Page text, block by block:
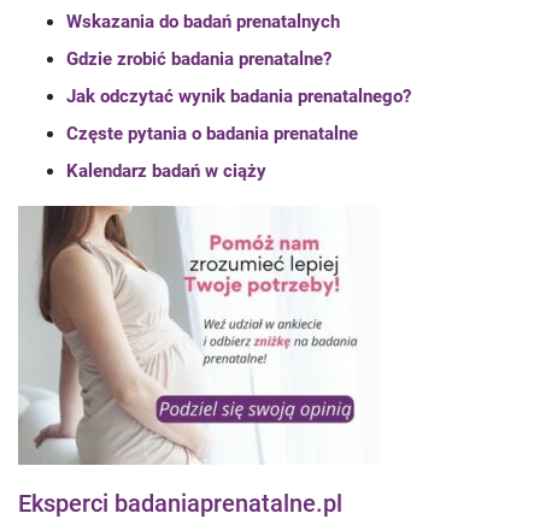
Wskazania do badań prenatalnych
Gdzie zrobić badania prenatalne?
Jak odczytać wynik badania prenatalnego?
Częste pytania o badania prenatalne
Kalendarz badań w ciąży
Eksperci badaniaprenatalne.pl